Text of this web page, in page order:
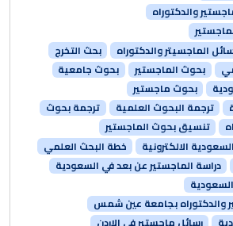
والدكتوراه
الماجسيتر والدكتوراه
بحث التخرج
بحوث الماجستير
بحوث جامعية
بحوث ماجستير
ترجمة البحوث العلمية
ترجمة بحوث
تنسيق بحوث الماجستير
الالكترونية
خطة البحث العلمي
دراسة الماجستير عن بعد في السعودية
والدكتوراه بجامعة عين شمس